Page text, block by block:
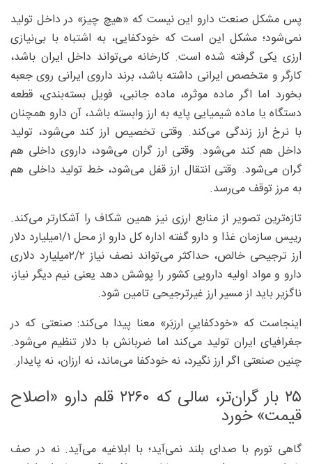
پس مشکل صنعت دارو این نیست که «هیچ چیز» در داخل تولید
نمی‌شود؛ مشکل این است که خودکفایی، به اشتباه با بی‌نیازی
ارزی یکی گرفته شده است. کارخانه می‌تواند داخل ایران باشد،
کارگر و متخصص ایرانی داشته باشد، برند داروی ایرانی روی جعبه
بخورد اما اگر ماده موثره، ماده جانبی، فویل بسته‌بندی، قطعه
دستگاه یا ماده شیمیایی پایه به ارز وابسته باشد، آن دارو همچنان
با نرخ ارز زندگی می‌کند. وقتی تخصیص ارز کند می‌شود، تولید
داخل هم کند می‌شود. وقتی ارز گران می‌شود، داروی داخلی هم
گران می‌شود. وقتی انتقال ارز قفل می‌شود، خط تولید داخلی هم
به مرز توقف می‌رسد.
تازه‌ترین تصویر از منابع ارزی نیز همین شکاف را آشکارتر می‌کند.
رییس سازمان غذا و دارو گفته اداره کل دارو از محل ۱/‏۱‌میلیارد دلار
ارز ترجیحی خالص، حداکثر می‌تواند نصف نیاز ۲/‏۲‌میلیارد دلاری
دارو و مواد اولیه دارویی کشور را پوشش دهد یعنی نیم دیگر نیاز،
ناگزیر باید از مسیر ارز غیرترجیحی تامین شود.
اینجاست که «خودکفاییِ ارزبَر» معنا پیدا می‌کند: صنعتی که در
جغرافیای ایران تولید می‌کند اما ضربانش با دلار تنظیم می‌شود.
چنین صنعتی اگر ارز نگیرد، نه خودکفا می‌ماند، نه ارزان، نه پایدار.
۲۵ بار گران‌تر، سالی که ۲۲۶۰ قلم دارو «اصلاح
قیمت» خورد
گاهی تورم با صدای بلند نمی‌آید؛ با ابلاغیه می‌آید. نه در صف